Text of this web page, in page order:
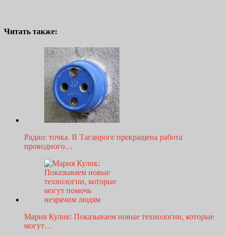
Читать также:
Радио: точка. В Таганроге прекращена работа
проводного…
Мария Кулик: Показываем новые технологии, которые
могут…